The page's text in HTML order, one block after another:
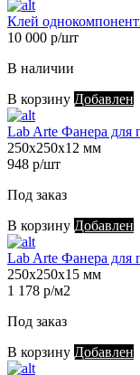
Клей
10 000 р/шт
В наличии
В корзину Добавлен
Lab Arte Фанера
250х250х12 мм
948 р/шт
Под заказ
В корзину Добавлен
Lab Arte Фанера
250х250х15 мм
1 178 р/м2
Под заказ
В корзину Добавлен